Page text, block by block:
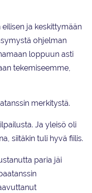
ja keskittymään
ohjelman
loppuun asti
tekemiseemme,
merkitystä.
Ja yleisö oli
siitäkin tuli hyvä fiilis.
paria jäi